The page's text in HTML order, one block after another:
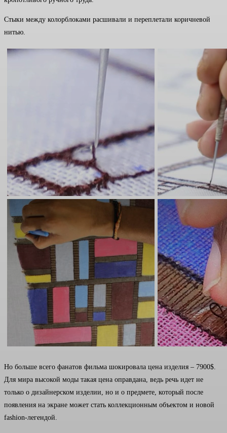
Стыки между колорблоками расшивали и переплетали коричневой
нитью.
Но больше всего фанатов фильма шокировала цена изделия – 7900$.
Для мира высокой моды такая цена оправдана, ведь речь идет не
только о дизайнерском изделии, но и о предмете, который после
появления на экране может стать коллекционным объектом и новой
fashion-легендой.